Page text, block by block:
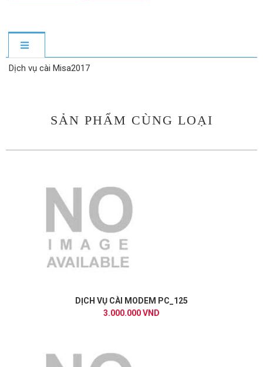
Dịch vụ cài Misa2017
SẢN PHẨM CÙNG LOẠI
DỊCH VỤ CÀI MODEM PC_125
3.000.000 VND